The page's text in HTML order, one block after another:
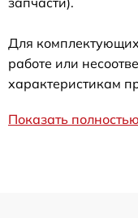
Для
работе или
характеристикам
Показать полностью